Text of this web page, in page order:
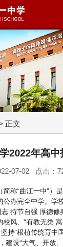
正文
2022年高中
07-02 点击：
称“曲江一中”）
办完全中学。学
持节自强 厚德修
校风、“有教无类
持“根植传统育中
建设“大气、开放